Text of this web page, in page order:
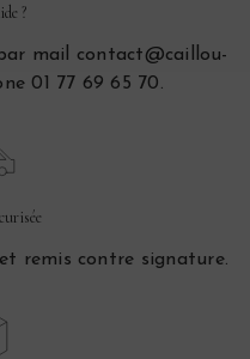
?
mail contact@caillou-
01 77 69 65 70.
remis contre signature.